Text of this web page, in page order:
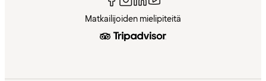
Matkailijoiden mielipiteitä